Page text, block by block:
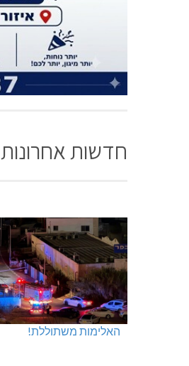
חדשות אחרונות
האלימות משתוללת!